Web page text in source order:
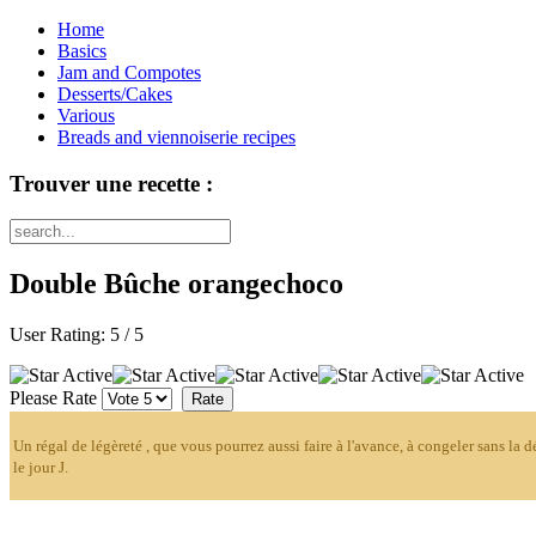
Home
Basics
Jam and Compotes
Desserts/Cakes
Various
Breads and viennoiserie recipes
Trouver une recette :
Double Bûche orangechoco
User Rating: 5 / 5
Please Rate
Un régal de légèreté , que vous pourrez aussi faire à l'avance, à congeler sans la
le jour J.